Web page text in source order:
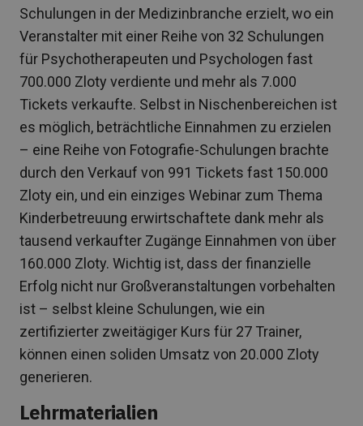
Schulungen in der Medizinbranche erzielt, wo ein
Veranstalter mit einer Reihe von 32 Schulungen
für Psychotherapeuten und Psychologen fast
700.000 Zloty verdiente und mehr als 7.000
Tickets verkaufte. Selbst in Nischenbereichen ist
es möglich, beträchtliche Einnahmen zu erzielen
– eine Reihe von Fotografie-Schulungen brachte
durch den Verkauf von 991 Tickets fast 150.000
Zloty ein, und ein einziges Webinar zum Thema
Kinderbetreuung erwirtschaftete dank mehr als
tausend verkaufter Zugänge Einnahmen von über
160.000 Zloty. Wichtig ist, dass der finanzielle
Erfolg nicht nur Großveranstaltungen vorbehalten
ist – selbst kleine Schulungen, wie ein
zertifizierter zweitägiger Kurs für 27 Trainer,
können einen soliden Umsatz von 20.000 Zloty
generieren.
Lehrmaterialien